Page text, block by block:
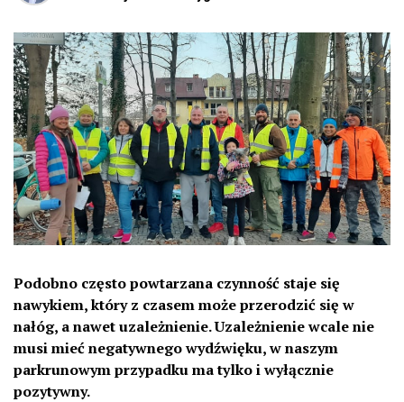
Podobno często powtarzana czynność staje się
nawykiem, który z czasem może przerodzić się w
nałóg, a nawet uzależnienie. Uzależnienie wcale nie
musi mieć negatywnego wydźwięku, w naszym
parkrunowym przypadku ma tylko i wyłącznie
pozytywny.